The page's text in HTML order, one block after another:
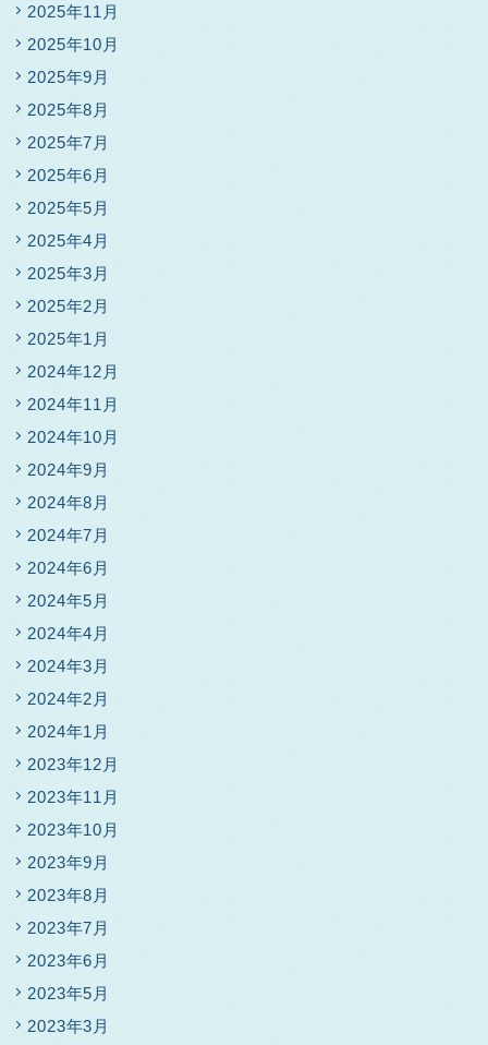
2025年11月
2025年10月
2025年9月
2025年8月
2025年7月
2025年6月
2025年5月
2025年4月
2025年3月
2025年2月
2025年1月
2024年12月
2024年11月
2024年10月
2024年9月
2024年8月
2024年7月
2024年6月
2024年5月
2024年4月
2024年3月
2024年2月
2024年1月
2023年12月
2023年11月
2023年10月
2023年9月
2023年8月
2023年7月
2023年6月
2023年5月
2023年3月